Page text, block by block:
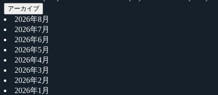
アーカイブ
2026年8月
2026年7月
2026年6月
2026年5月
2026年4月
2026年3月
2026年2月
2026年1月